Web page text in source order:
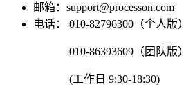
邮箱：support@processon.com
电话：
010-82796300（个人版）
010-86393609（团队版）
(工作日 9:30-18:30)